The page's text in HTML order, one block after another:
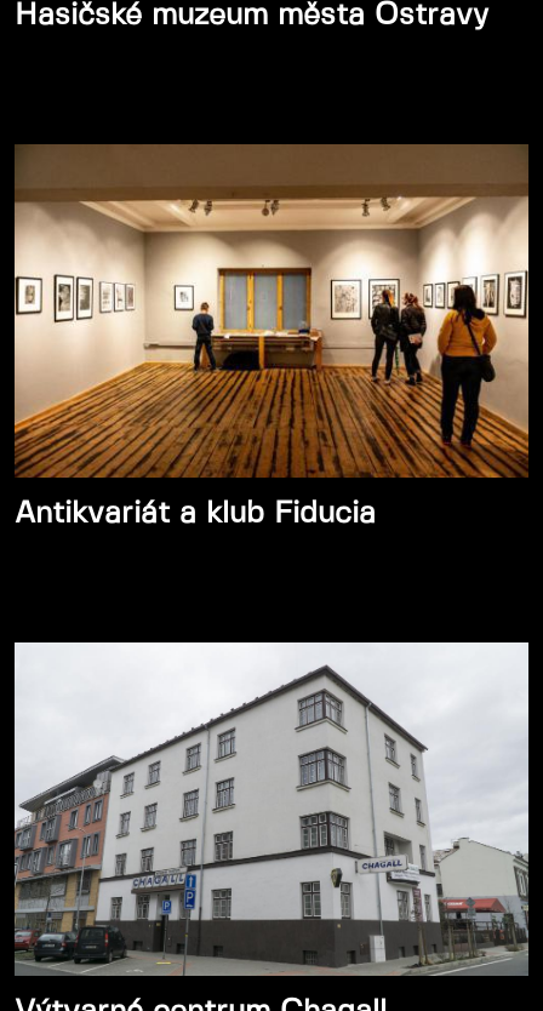
Hasičské muzeum města Ostravy
Antikvariát a klub Fiducia